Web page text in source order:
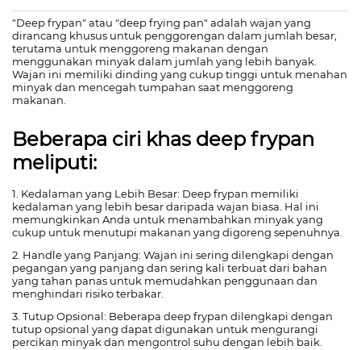
"Deep frypan" atau "deep frying pan" adalah wajan yang
dirancang khusus untuk penggorengan dalam jumlah besar,
terutama untuk menggoreng makanan dengan
menggunakan minyak dalam jumlah yang lebih banyak.
Wajan ini memiliki dinding yang cukup tinggi untuk menahan
minyak dan mencegah tumpahan saat menggoreng
makanan.
Beberapa ciri khas deep frypan
meliputi:
1. Kedalaman yang Lebih Besar: Deep frypan memiliki
kedalaman yang lebih besar daripada wajan biasa. Hal ini
memungkinkan Anda untuk menambahkan minyak yang
cukup untuk menutupi makanan yang digoreng sepenuhnya.
2. Handle yang Panjang: Wajan ini sering dilengkapi dengan
pegangan yang panjang dan sering kali terbuat dari bahan
yang tahan panas untuk memudahkan penggunaan dan
menghindari risiko terbakar.
3. Tutup Opsional: Beberapa deep frypan dilengkapi dengan
tutup opsional yang dapat digunakan untuk mengurangi
percikan minyak dan mengontrol suhu dengan lebih baik.